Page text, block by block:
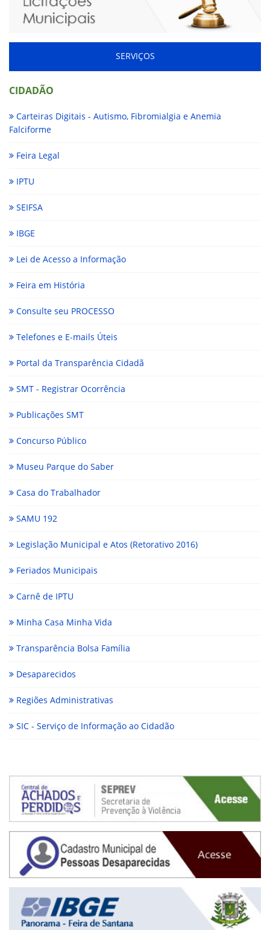
SERVIÇOS
CIDADÃO
Carteiras Digitais - Autismo, Fibromialgia e Anemia
Falciforme
Feira Legal
IPTU
SEIFSA
IBGE
Lei de Acesso a Informação
Feira em História
Consulte seu PROCESSO
Telefones e E-mails Úteis
Portal da Transparência Cidadã
SMT - Registrar Ocorrência
Publicações SMT
Concurso Público
Museu Parque do Saber
Casa do Trabalhador
SAMU 192
Legislação Municipal e Atos (Retorativo 2016)
Feriados Municipais
Carnê de IPTU
Minha Casa Minha Vida
Transparência Bolsa Família
Desaparecidos
Regiões Administrativas
SIC - Serviço de Informação ao Cidadão